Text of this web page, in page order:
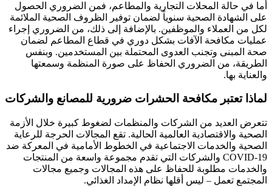
أما في حالة المحلات التجارية والمطاعم، فمن الضروري الحصول
على الشهادة الصحية سنوياً لضمان توفير الظروف الصحية الملائمة
لكل من العملاء والموظفين. بالإضافة إلى ذلك، من الضروري إجراء
عمليات مكافحة الآفات بشكل دوري في قطاع المطاعم لضمان
صحة المبنى وتجنب العدوى المحتملة بين المستخدمين. وبنفس
الطريقة، من الضروري الحفاظ على صورة المنظمة وسمعتها
والعناية بها.
لماذا تعتبر مكافحة الحشرات ضرورية للمصانع والشركات
تتعرض العديد من الشركات والمنظمات لضغوط كبيرة خلال الأزمة
الصحية والاقتصادية العالمية الحالية. تقع المجالات الحرجة للرعاية
الصحية والخدمات الاجتماعية في الخطوط الأمامية في المعركة ضد
COVID-19 والشركات التي تقدم مجموعة واسعة من المنتجات
والخدمات مطلوبة للحفاظ على هذه المجالات وجميع مجالات
المجتمع تعمل – ليس أقلها نظام الإمداد الغذائي.